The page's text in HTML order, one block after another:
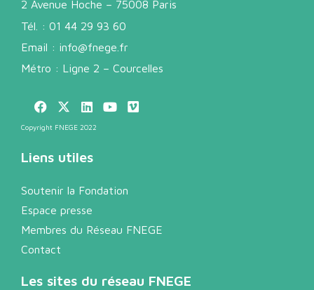
2 Avenue Hoche – 75008 Paris
Tél. : 01 44 29 93 60
Email : info@fnege.fr
Métro : Ligne 2 – Courcelles
Copyright FNEGE 2022
Liens utiles
Soutenir la Fondation
Espace presse
Membres du Réseau FNEGE
Contact
Les sites du réseau FNEGE